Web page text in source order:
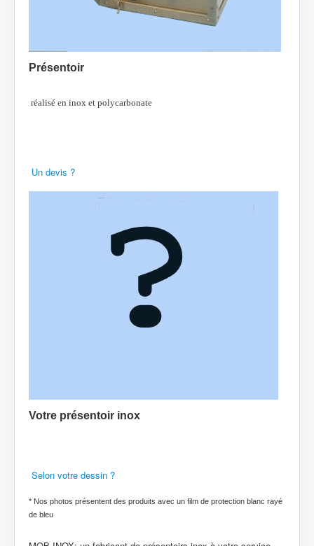
Présentoir
réalisé en inox et polycarbonate
Un devis ?
Votre présentoir inox
Selon votre dessin ?
* Nos photos présentent des produits avec un film de protection blanc rayé
de bleu